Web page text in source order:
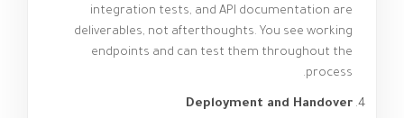
integration tests, and API documentation are
deliverables, not afterthoughts. You see working
endpoints and can test them throughout the
process.
Deployment and Handover